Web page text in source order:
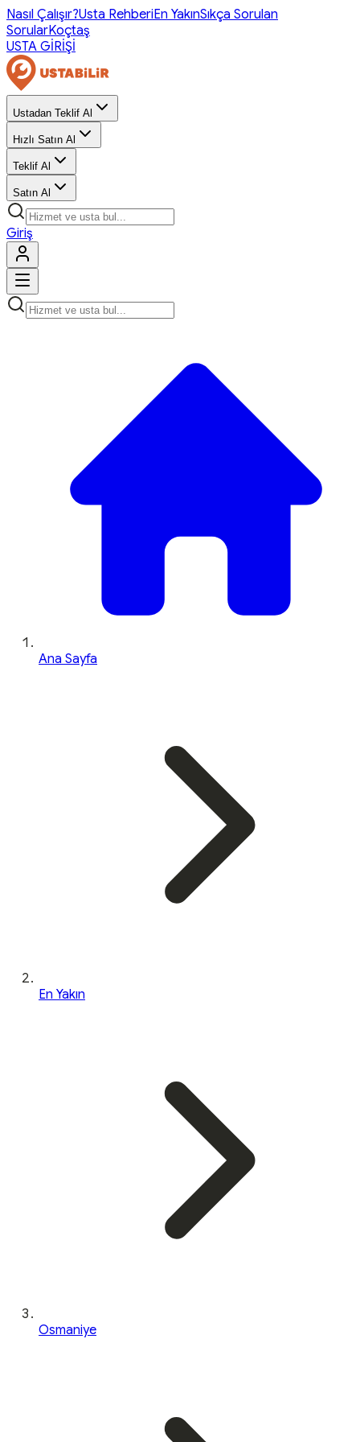
Nasıl Çalışır?Usta RehberiEn YakınSıkça Sorulan
SorularKoçtaş
USTA GİRİŞİ
Ustadan Teklif Al
Hızlı Satın Al
Teklif Al
Satın Al
Giriş
Ana Sayfa
En Yakın
Osmaniye